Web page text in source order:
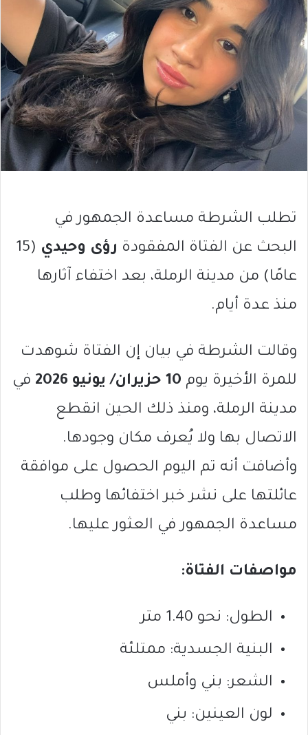
تطلب الشرطة مساعدة الجمهور في
البحث عن الفتاة المفقودة رؤى وحيدي
(15
عامًا) من مدينة الرملة، بعد اختفاء آثارها
منذ عدة أيام.
وقالت الشرطة في بيان إن الفتاة شوهدت
للمرة الأخيرة يوم 10 حزيران/ يونيو 2026
في
مدينة الرملة، ومنذ ذلك الحين انقطع
الاتصال بها ولا يُعرف مكان وجودها.
وأضافت أنه تم اليوم الحصول على موافقة
عائلتها على نشر خبر اختفائها وطلب
مساعدة الجمهور في العثور عليها.
مواصفات الفتاة:
الطول: نحو 1.40 متر
البنية الجسدية: ممتلئة
الشعر: بني وأملس
لون العينين: بني